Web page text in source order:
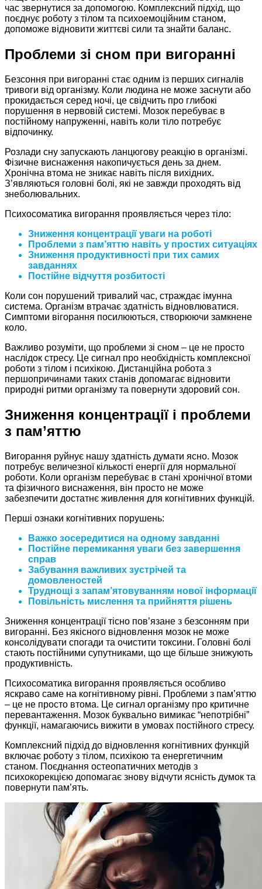
час звернутися за допомогою. Комплексний підхід, що
поєднує роботу з тілом та психоемоційним станом,
допоможе відновити життєві сили та знайти баланс.
Проблеми зі сном при вигоранні
Безсоння при вигоранні стає одним із перших сигналів
тривоги від організму. Коли людина не може заснути або
прокидається серед ночі, це свідчить про глибокі
порушення в нервовій системі. Мозок перебуває в
постійному напруженні, навіть коли тіло потребує
відпочинку.
Розлади сну запускають ланцюгову реакцію в організмі.
Фізичне виснаження накопичується день за днем.
Хронічна втома не зникає навіть після вихідних.
З’являються головні болі, які не завжди проходять від
знеболювальних.
Психосоматика вигорання проявляється через тіло:
Зниження концентрації уваги на роботі
Проблеми з пам’яттю навіть у простих ситуаціях
Зниження продуктивності при тих самих
завданнях
Постійне відчуття розбитості
Коли сон порушений тривалий час, страждає імунна
система. Організм втрачає здатність відновлюватися.
Симптоми вігорання посилюються, створюючи замкнене
коло.
Важливо розуміти, що проблеми зі сном – це не просто
наслідок стресу. Це сигнал про необхідність комплексної
роботи з тілом і психікою. Дистанційна робота з
першопричинами таких станів допомагає відновити
природні ритми організму та повернути здоровий сон.
Зниження концентрації і проблеми
з пам’яттю
Вигорання руйнує нашу здатність думати ясно. Мозок
потребує величезної кількості енергії для нормальної
роботи. Коли організм перебуває в стані хронічної втоми
та фізичного виснаження, він просто не може
забезпечити достатнє живлення для когнітивних функцій.
Перші ознаки когнітивних порушень:
Важко зосередитися на одному завданні
Постійне перемикання уваги без завершення
справ
Забування важливих зустрічей та
домовленостей
Труднощі з запам’ятовуванням нової інформації
Повільність мислення та прийняття рішень
Зниження концентрації тісно пов’язане з безсонням при
вигоранні. Без якісного відновлення мозок не може
консолідувати спогади та очистити токсини. Головні болі
стають постійними супутниками, що ще більше знижують
продуктивність.
Психосоматика вигорання проявляється особливо
яскраво саме на когнітивному рівні. Проблеми з пам’яттю
– це не просто втома. Це сигнал організму про критичне
перевантаження. Мозок буквально вимикає “непотрібні”
функції, намагаючись вижити в умовах постійного стресу.
Комплексний підхід до відновлення когнітивних функцій
включає роботу з тілом, психікою та енергетичним
станом. Поєднання остеопатичних методів з
психокорекцією допомагає знову відчути ясність думок та
повернути пам’ять.